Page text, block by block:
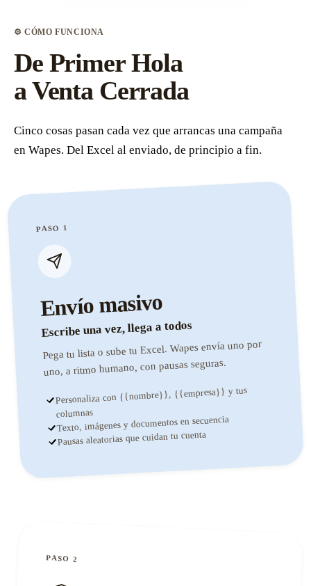
⚙ CÓMO FUNCIONA
De Primer Hola
a Venta Cerrada
Cinco cosas pasan cada vez que arrancas una campaña
en Wapes. Del Excel al enviado, de principio a fin.
PASO 1
Envío masivo
Escribe una vez, llega a todos
Pega tu lista o sube tu Excel. Wapes envía uno por
uno, a ritmo humano, con pausas seguras.
Personaliza con {{nombre}}, {{empresa}} y tus
columnas
Texto, imágenes y documentos en secuencia
Pausas aleatorias que cuidan tu cuenta
PASO 2